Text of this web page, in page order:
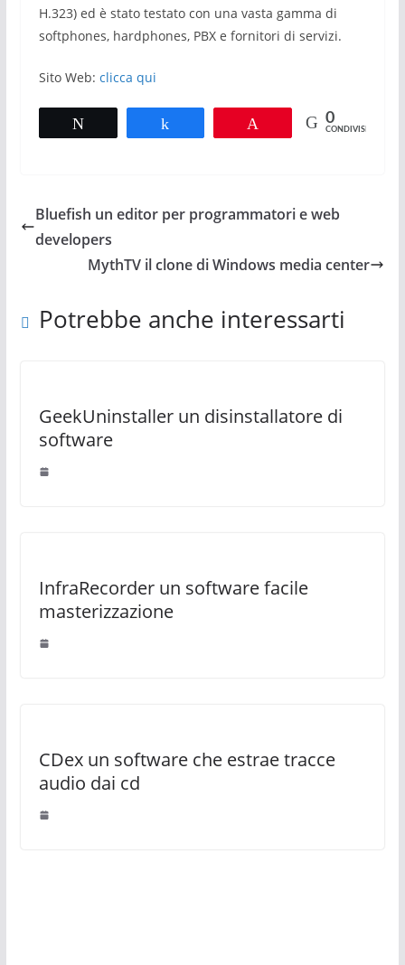
H.323) ed è stato testato con una vasta gamma di
softphones, hardphones, PBX e fornitori di servizi.
Sito Web: clicca qui
0
CONDIVISIONI
Bluefish un editor per programmatori e web
developers
MythTV il clone di Windows media center
Potrebbe anche interessarti
GeekUninstaller un disinstallatore di
software
InfraRecorder un software facile
masterizzazione
CDex un software che estrae tracce
audio dai cd